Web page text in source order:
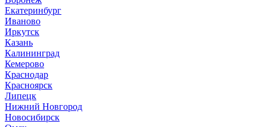
Екатеринбург
Иваново
Иркутск
Казань
Калининград
Кемерово
Краснодар
Красноярск
Липецк
Нижний Новгород
Новосибирск